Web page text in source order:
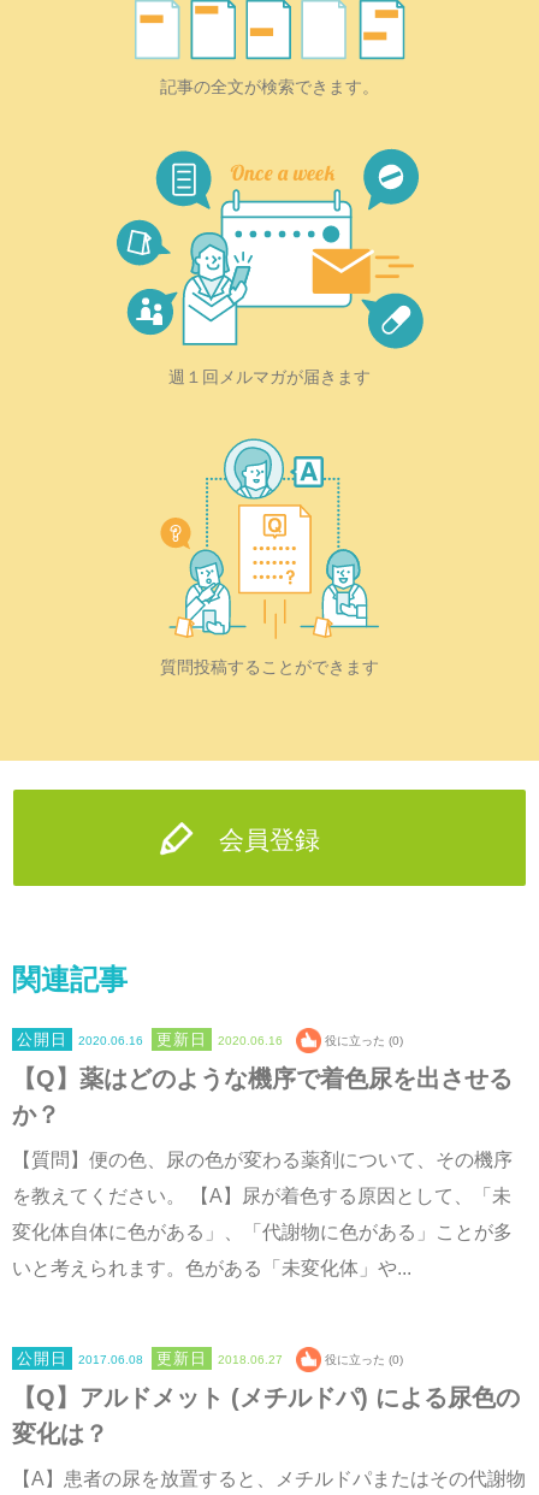
記事の全文が検索できます。
週１回メルマガが届きます
質問投稿することができます
会員登録
関連記事
2020.06.16 2020.06.16 役に立った (0)
【Q】薬はどのような機序で着色尿を出させる
か？
【質問】便の色、尿の色が変わる薬剤について、その機序
を教えてください。 【A】尿が着色する原因として、「未
変化体自体に色がある」、「代謝物に色がある」ことが多
いと考えられます。色がある「未変化体」や...
2017.06.08 2018.06.27 役に立った (0)
【Q】アルドメット (メチルドパ) による尿色の
変化は？
【A】患者の尿を放置すると、メチルドパまたはその代謝物